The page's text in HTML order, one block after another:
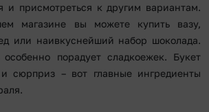
и присмотреться к другим вариантам.
магазине вы можете купить вазу,
или наивкуснейший набор шоколада.
порадует сладкоежек. Букет
сюрприз – вот главные ингредиенты